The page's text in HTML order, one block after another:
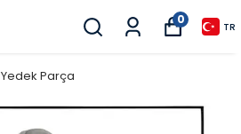
0
TR
Yedek Parça